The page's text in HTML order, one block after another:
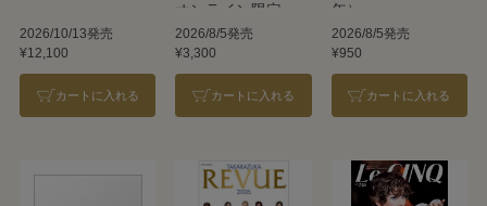
2026/10/13発売
¥12,100
カートに入れる
オンライン限定
版】TAKARAZUKA
REVUE 2026
2026/8/5発売
¥3,300
カートに入れる
年）
2026/8/5発売
¥950
カートに入れる